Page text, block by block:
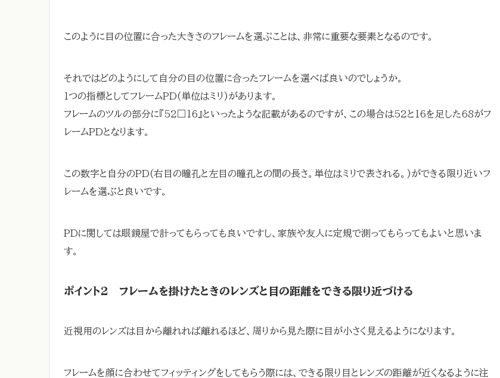
このように目の位置に合った大きさのフレームを選ぶことは、非常に重要な要素となるのです。
それではどのようにして自分の目の位置に合ったフレームを選べば良いのでしょうか。
１つの指標としてフレームPD(単位はミリ)があります。
フレームのツルの部分に『52□16』といったような記載があるのですが、この場合は52と16を足した68がフ
レームPDとなります。
この数字と自分のPD(右目の瞳孔と左目の瞳孔との間の長さ。単位はミリで表される。)ができる限り近いフ
レームを選ぶと良いです。
PDに関しては眼鏡屋で計ってもらっても良いですし、家族や友人に定規で測ってもらってもよいと思いま
す。
ポイント２ フレームを掛けたときのレンズと目の距離をできる限り近づける
近視用のレンズは目から離れれば離れるほど、周りから見た際に目が小さく見えるようになります。
フレームを顔に合わせてフィッティングをしてもらう際には、できる限り目とレンズの距離が近くなるように注